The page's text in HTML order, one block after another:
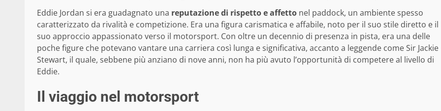
Eddie Jordan si era guadagnato una reputazione di rispetto e affetto nel paddock, un ambiente spesso
caratterizzato da rivalità e competizione. Era una figura carismatica e affabile, noto per il suo stile diretto e il
suo approccio appassionato verso il motorsport. Con oltre un decennio di presenza in pista, era una delle
poche figure che potevano vantare una carriera così lunga e significativa, accanto a leggende come Sir Jackie
Stewart, il quale, sebbene più anziano di nove anni, non ha più avuto l’opportunità di competere al livello di
Eddie.
Il viaggio nel motorsport